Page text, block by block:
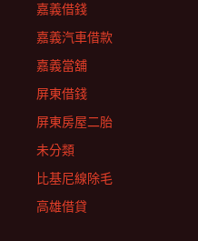
嘉義借錢
嘉義汽車借款
嘉義當舖
屏東借錢
屏東房屋二胎
未分類
比基尼線除毛
高雄借貸